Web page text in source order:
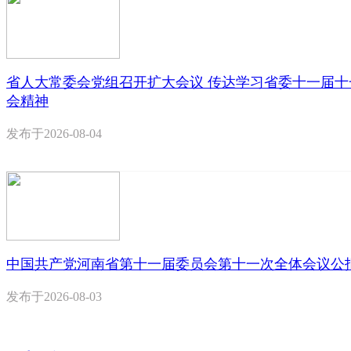
省人大常委会党组召开扩大会议 传达学习省委十一届
会精神
发布于2026-08-04
中国共产党河南省第十一届委员会第十一次全体会议公
发布于2026-08-03